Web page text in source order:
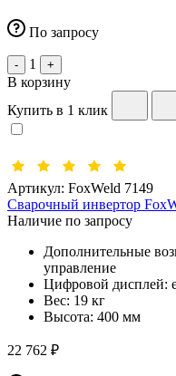
По запросу
- 1 +
В корзину
Купить в 1 клик
Артикул: FoxWeld 7149
Сварочный инвертор
Наличие по запросу
Дополнительные
управление
Цифровой дисплей:
Вес: 19 кг
Высота: 400 мм
22 762 ₽